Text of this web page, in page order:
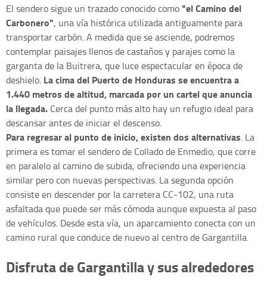
El sendero sigue un trazado conocido como "el Camino del
Carbonero", una vía histórica utilizada antiguamente para
transportar carbón. A medida que se asciende, podremos
contemplar paisajes llenos de castaños y parajes como la
garganta de la Buitrera, que luce espectacular en época de
deshielo. La cima del Puerto de Honduras se encuentra a
1.440 metros de altitud, marcada por un cartel que anuncia
la llegada. Cerca del punto más alto hay un refugio ideal para
descansar antes de iniciar el descenso.
Para regresar al punto de inicio, existen dos alternativas. La
primera es tomar el sendero de Collado de Enmedio, que corre
en paralelo al camino de subida, ofreciendo una experiencia
similar pero con nuevas perspectivas. La segunda opción
consiste en descender por la carretera CC-102, una ruta
asfaltada que puede ser más cómoda aunque expuesta al paso
de vehículos. Desde esta vía, un aparcamiento conecta con un
camino rural que conduce de nuevo al centro de Gargantilla.
Disfruta de Gargantilla y sus alrededores